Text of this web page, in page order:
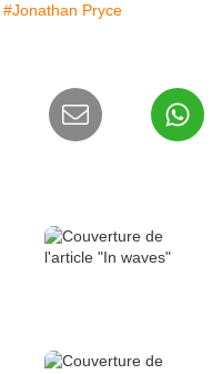
#Jonathan Pryce